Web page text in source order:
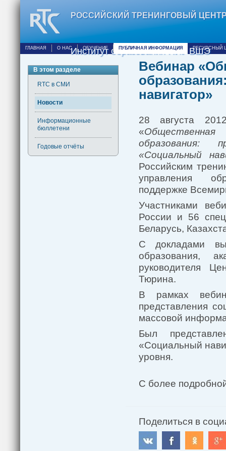
РОССИЙСКИЙ ТРЕНИНГОВЫЙ
Институт образования НИУ ВШЭ
ГЛАВНАЯ О НАС ОБУЧЕНИЕ ПУБЛИЧНАЯ ИНФОРМАЦИЯ РЕСУРСНЫЙ
В этом разделе
RTC в СМИ
Новости
Информационные
бюллетени
Годовые отчёты
Вебинар
навигатор»
28 августа
«
«Социальный
Российским
управления
поддержке
Участниками
России и 56
Беларусь,
С докладами
образования,
руководителя
Тюрина.
В рамках
представления
массовой
Был
«Социальный
уровня.
С более
Поделиться в